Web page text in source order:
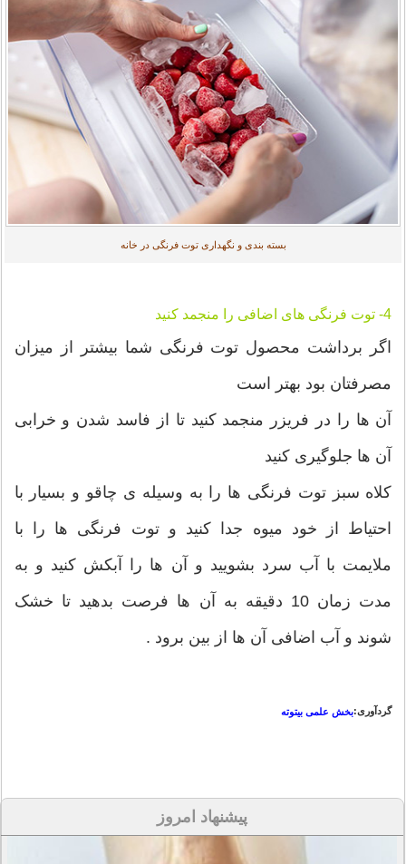
بسته بندی و نگهداری توت فرنگی در خانه
4- توت فرنگی های اضافی را منجمد کنید
اگر برداشت محصول توت فرنگی شما بیشتر از میزان
مصرفتان بود بهتر است
آن ها را در فریزر منجمد کنید تا از فاسد شدن و خرابی
آن ها جلوگیری کنید
کلاه سبز توت فرنگی ها را به وسیله ی چاقو و بسیار با
احتیاط از خود میوه جدا کنید و توت فرنگی ها را با
ملایمت با آب سرد بشویید و آن ها را آبکش کنید و به
مدت زمان 10 دقیقه به آن ها فرصت بدهید تا خشک
شوند و آب اضافی آن ها از بین برود .
گردآوری:بخش علمی بیتوته
پیشنهاد امروز